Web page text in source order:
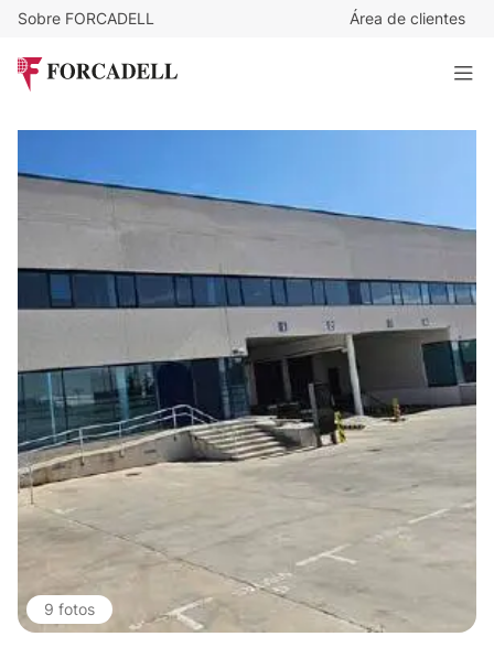
Sobre FORCADELL Área de clientes
Nave logística en alquiler de 5.316 m² - San Fernando de
Henares, Madrid.
9 fotos